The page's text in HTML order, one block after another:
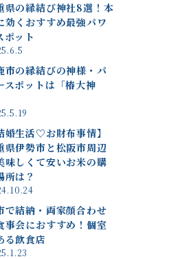
県の縁結び神社8選！本
効くおすすめ最強パワ
ポット
市の縁結びの神様・パ
スポットは「椿大神
婚生活♡お財布事情】
県伊勢市と松阪市周辺
味しくて安いお米の購
所は？
で結納・両家顔合わせ
事会におすすめ！個室
る飲食店